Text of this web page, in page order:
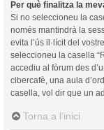
Per què finalitza la
Si no seleccioneu la
només mantindrà la
evita l’ús il·lícit del
seleccioneu la casella
accediu al fòrum des
cibercafè, una aula
casella, vol dir que un
Torna a l’inici